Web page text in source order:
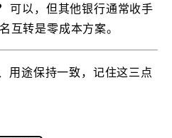
可以，但其他银行通常收手
互转是零成本方案。
用途保持一致，记住这三点